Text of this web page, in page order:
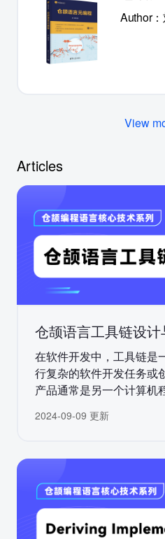
Author
View
Articles
仓颉语言工具链设
在软件开发中，工具链是
行复杂的软件开发任务或
产品通常是另一个计算机
态检查、格式化、自动化
发人员更好地完成项目。
2024-09-09 更新